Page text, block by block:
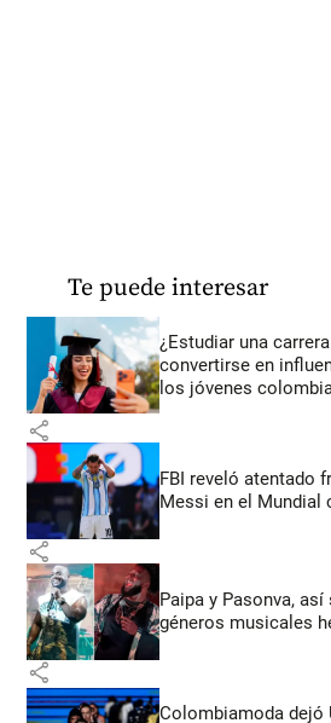
Te puede interesar
¿Estudiar una
convertirse en
los jóvenes
share
FBI reveló atentado
Messi en el Mundial
share
Paipa y Pasonva,
géneros musicales
share
Colombiamoda dejó